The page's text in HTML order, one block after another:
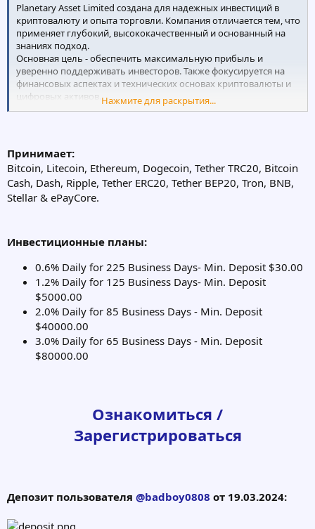
Planetary Asset Limited создана для надежных инвестиций в
криптовалюту и опыта торговли. Компания отличается тем, что
применяет глубокий, высококачественный и основанный на
знаниях подход.
Основная цель - обеспечить максимальную прибыль и
уверенно поддерживать инвесторов. Также фокусируется на
финансовых аспектах и технических основах криптовалюты и
цифровых активов.
Planetary Asset Limited предлагает качественные и
Нажмите для раскрытия...
Принимает:
Bitcoin, Litecoin, Ethereum, Dogecoin, Tether TRC20, Bitcoin
Cash, Dash, Ripple, Tether ERC20, Tether BEP20, Tron, BNB,
Stellar & ePayCore.
Инвестиционные планы:
0.6% Daily for 225 Business Days- Min. Deposit $30.00
1.2% Daily for 125 Business Days- Min. Deposit
$5000.00
2.0% Daily for 85 Business Days - Min. Deposit
$40000.00
3.0% Daily for 65 Business Days - Min. Deposit
$80000.00
Ознакомиться /
Зарегистрироваться
Депозит пользователя @badboy0808 от 19.03.2024: